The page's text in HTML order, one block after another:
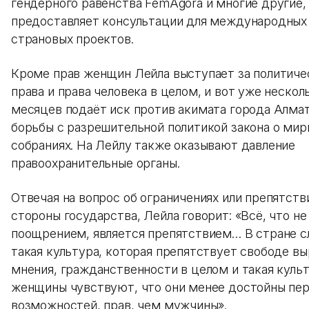
гендерного равенства FemAgora и многие
предоставляет консультации для
страновых проектов.
Кроме прав женщин Лейла выступает за
права и права человека в целом, и вот уже
месяцев подаёт иск против акимата города
борьбы с разрешительной политикой закона о
собраниях. На Лейлу также оказывают давление
правоохранительные органы.
Отвечая на вопрос об ограничениях или
стороны государства, Лейла говорит: «Всё, что не
поощрением, является препятствием… В стране
такая культура, которая препятствует свободе
мнения, гражданственности в целом и такая
женщины чувствуют, что они менее достойны
возможностей, прав, чем мужчины».